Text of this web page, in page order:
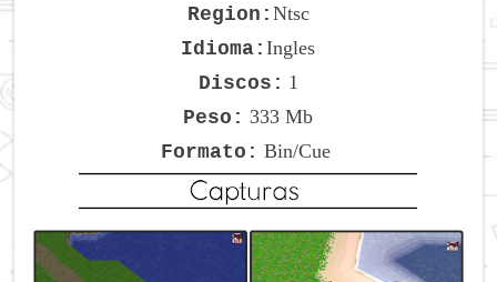
Region: Ntsc
Idioma:Ingles
Discos: 1
Peso: 333 Mb
Formato: Bin/Cue